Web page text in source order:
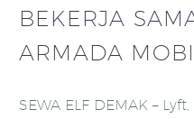
BEKERJA
ARMADA
SEWA ELF DEMAK –